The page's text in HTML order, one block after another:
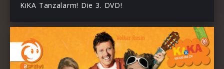
KiKA Tanzalarm! Die 3. DVD!